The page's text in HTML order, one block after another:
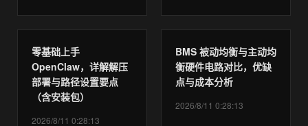
零基础上手
OpenClaw，详解解压
部署与路径设置要点
（含安装包）
2026/8/11 0:28:13
BMS 被动均衡与主动均
衡硬件电路对比，优缺
点与成本分析
2026/8/11 0:28:13